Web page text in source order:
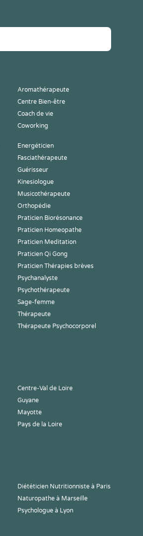
Aromathérapeute
Centre Bien-être
Coach de vie
Coworking
Energéticien
Fasciathérapeute
Guérisseur
Kinesiologue
Musicothérapeute
Orthopédie
Praticien Biorésonance
Praticien Homeopathe
Praticien Meditation
Praticien Qi Gong
Praticien Thérapies brèves
Psychanalyste
Psychothérapeute
Sage-femme
Thérapeute
Thérapeute Psychocorporel
Centre-Val de Loire
Guyane
Mayotte
Pays de la Loire
Diététicien Nutritionniste à Paris
Naturopathe à Marseille
Psychologue à Lyon